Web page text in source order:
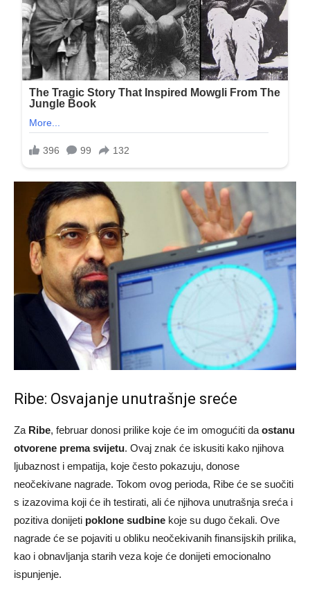
Ribe: Osvajanje unutrašnje sreće
Za Ribe, februar donosi prilike koje će im omogućiti da ostanu
otvorene prema svijetu. Ovaj znak će iskusiti kako njihova
ljubaznost i empatija, koje često pokazuju, donose
neočekivane nagrade. Tokom ovog perioda, Ribe će se suočiti
s izazovima koji će ih testirati, ali će njihova unutrašnja sreća i
pozitiva donijeti poklone sudbine koje su dugo čekali. Ove
nagrade će se pojaviti u obliku neočekivanih finansijskih prilika,
kao i obnavljanja starih veza koje će donijeti emocionalno
ispunjenje.